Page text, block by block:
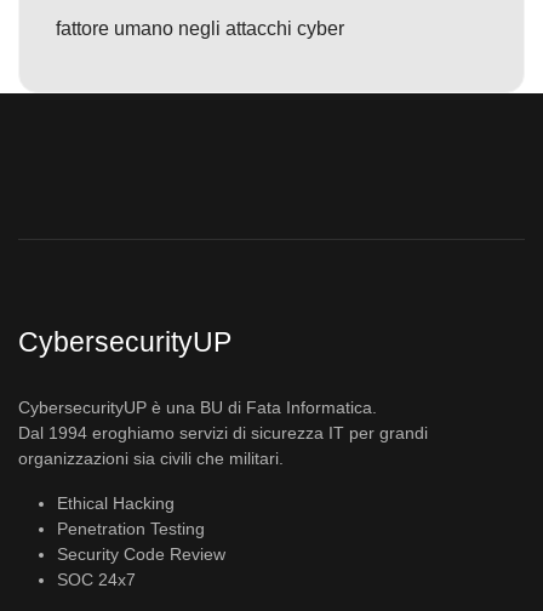
fattore umano negli attacchi cyber
CybersecurityUP
CybersecurityUP è una BU di Fata Informatica.
Dal 1994 eroghiamo servizi di sicurezza IT per grandi
organizzazioni sia civili che militari.
Ethical Hacking
Penetration Testing
Security Code Review
SOC 24x7